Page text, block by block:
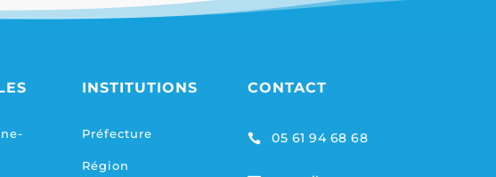
INSTITUTIONS
Préfecture
Région
CONTACT
 05 61 94 68 68